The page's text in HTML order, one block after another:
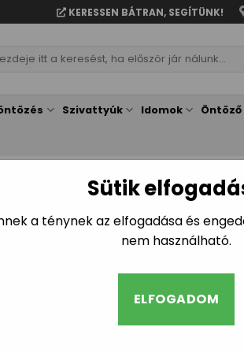
Sütik
a ténynek az elfogadása és
nem használható.
ELFOGADOM
KERESSEN BÁTRAN, SEGÍTÜNK!
Szivattyúk Idomok
KEZDŐLAP
15.455
Add
érkezik!